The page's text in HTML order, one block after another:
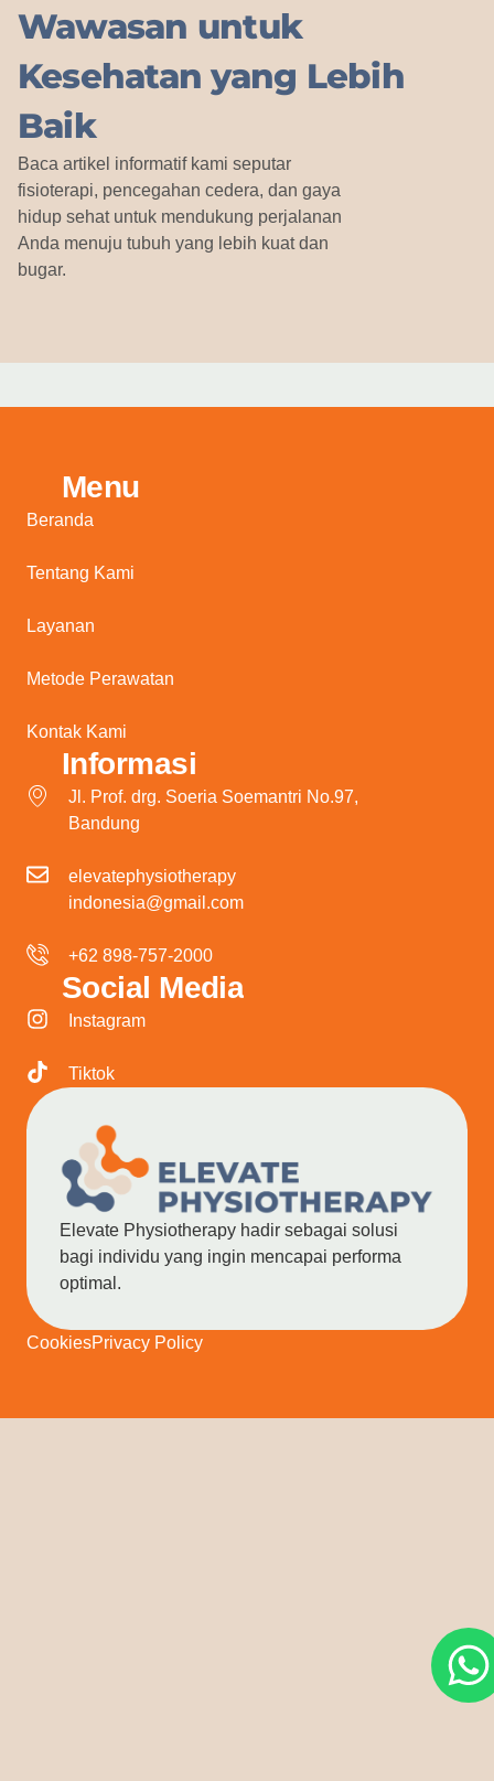
Wawasan untuk
Kesehatan yang Lebih
Baik
Baca artikel informatif kami seputar
fisioterapi, pencegahan cedera, dan gaya
hidup sehat untuk mendukung perjalanan
Anda menuju tubuh yang lebih kuat dan
bugar.
Menu
Beranda
Tentang Kami
Layanan
Metode Perawatan
Kontak Kami
Informasi
Jl. Prof. drg. Soeria Soemantri No.97,
Bandung
elevatephysiotherapy
indonesia@gmail.com
+62 898-757-2000
Social Media
Instagram
Tiktok
Elevate Physiotherapy hadir sebagai solusi
bagi individu yang ingin mencapai performa
optimal.
CookiesPrivacy Policy